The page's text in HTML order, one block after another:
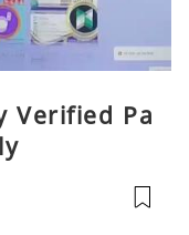
Verified Pa